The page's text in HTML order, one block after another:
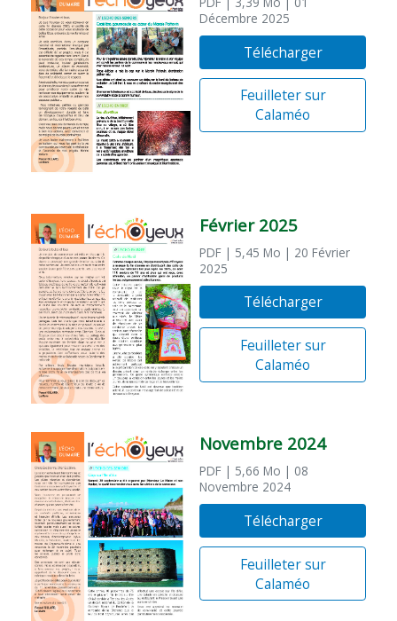
Décembre 2025
Télécharger
Feuilleter sur
Calaméo
Février 2025
PDF | 5,45 Mo | 20 Février
2025
Télécharger
Feuilleter sur
Calaméo
Novembre 2024
PDF | 5,66 Mo | 08
Novembre 2024
Télécharger
Feuilleter sur
Calaméo